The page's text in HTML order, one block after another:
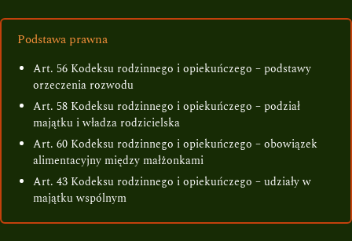
Podstawa prawna
Art. 56 Kodeksu rodzinnego i opiekuńczego – podstawy
orzeczenia rozwodu
Art. 58 Kodeksu rodzinnego i opiekuńczego – podział
majątku i władza rodzicielska
Art. 60 Kodeksu rodzinnego i opiekuńczego – obowiązek
alimentacyjny między małżonkami
Art. 43 Kodeksu rodzinnego i opiekuńczego – udziały w
majątku wspólnym